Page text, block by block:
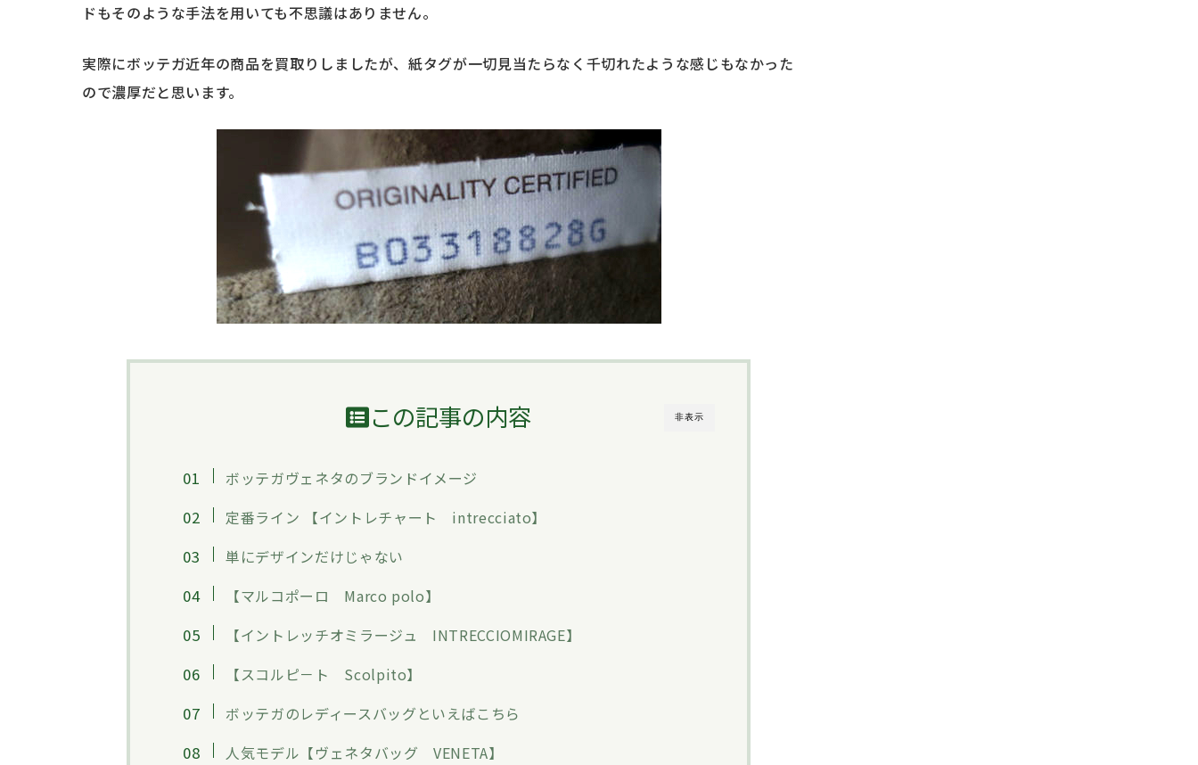
ドもそのような手法を用いても不思議はありません。
実際にボッテガ近年の商品を買取りしましたが、紙タグが一切見当たらなく千切れたような感じもなかった
ので濃厚だと思います。
非表示
この記事の内容
ボッテガヴェネタのブランドイメージ
定番ライン 【イントレチャート intrecciato】
単にデザインだけじゃない
【マルコポーロ Marco polo】
【イントレッチオミラージュ INTRECCIOMIRAGE】
【スコルピ－ト Scolpito】
ボッテガのレディースバッグといえばこちら
人気モデル【ヴェネタバッグ VENETA】